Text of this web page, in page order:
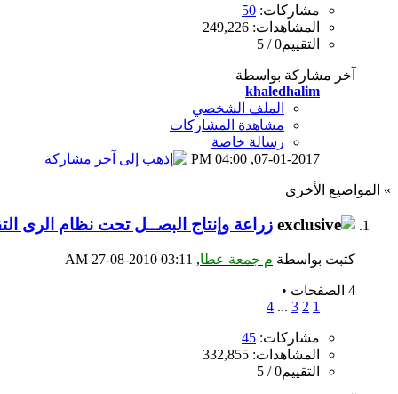
مشاركات: 50
المشاهدات: 249,226
التقييم0 / 5
آخر مشاركة بواسطة
khaledhalim
الملف الشخصي
مشاهدة المشاركات
رسالة خاصة
07-01-2017,
04:00 PM
» المواضيع الأخرى
زراعة وإنتاج البصــل تحت نظام الرى
كتبت بواسطة م جمعة عطا‏, 27-08-2010 03:11 AM
4 الصفحات
•
1
2
3
...
4
مشاركات: 45
المشاهدات: 332,855
التقييم0 / 5